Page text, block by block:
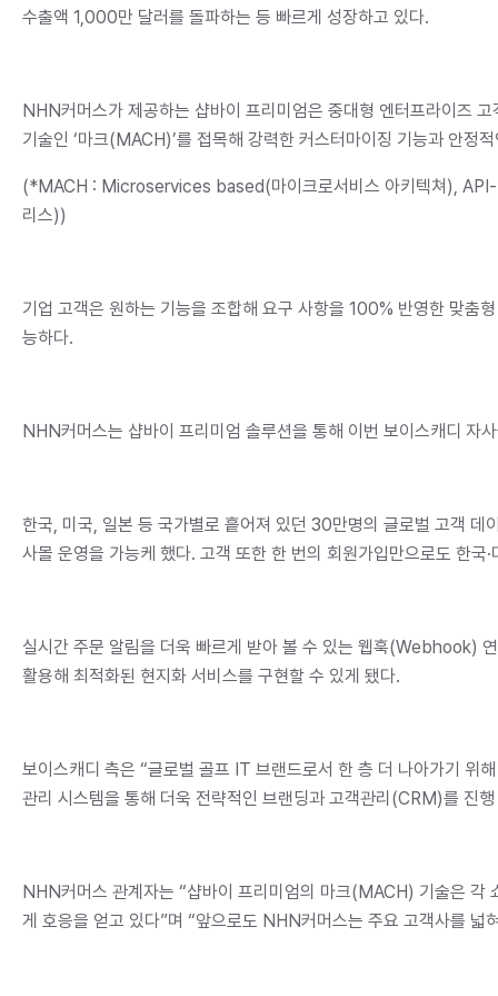
수출액 1,000만 달러를 돌파하는 등 빠르게 성장하고 있다.
NHN커머스가 제공하는 샵바이 프리미엄은 중대형 엔터프라이즈
기술인 ‘마크(MACH)’를 접목해 강력한 커스터마이징 기능과 안정
(*MACH : Microservices based(마이크로서비스 아키텍쳐),
리스))
기업 고객은 원하는 기능을 조합해 요구 사항을 100% 반영한 맞춤
능하다.
NHN커머스는 샵바이 프리미엄 솔루션을 통해 이번 보이스캐디 자
한국, 미국, 일본 등 국가별로 흩어져 있던 30만명의 글로벌 고객
사몰 운영을 가능케 했다. 고객 또한 한 번의 회원가입만으로도 한국
실시간 주문 알림을 더욱 빠르게 받아 볼 수 있는 웹훅(Webhook)
활용해 최적화된 현지화 서비스를 구현할 수 있게 됐다.
보이스캐디 측은 “글로벌 골프 IT 브랜드로서 한 층 더 나아가기 위
관리 시스템을 통해 더욱 전략적인 브랜딩과 고객관리(CRM)를 진
NHN커머스 관계자는 “샵바이 프리미엄의 마크(MACH) 기술은 각
게 호응을 얻고 있다”며 “앞으로도 NHN커머스는 주요 고객사를 넓